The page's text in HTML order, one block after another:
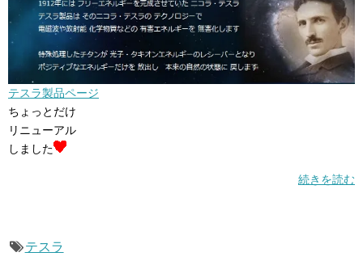
テスラ製品ページ
ちょっとだけ
リニューアル
しました
続きを読む
テスラ